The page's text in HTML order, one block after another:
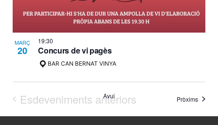
MARÇ
20
19:30
Concurs de vi pagès
BAR CAN BERNAT VINYA
Esdeveniments anteriors
Avui Pròxims